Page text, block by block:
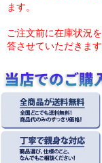
ます。
ご注文前に在庫状況
答させていただきます